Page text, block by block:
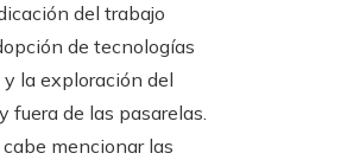
del trabajo
de tecnologías
la exploración del
fuera de las pasarelas.
mencionar las